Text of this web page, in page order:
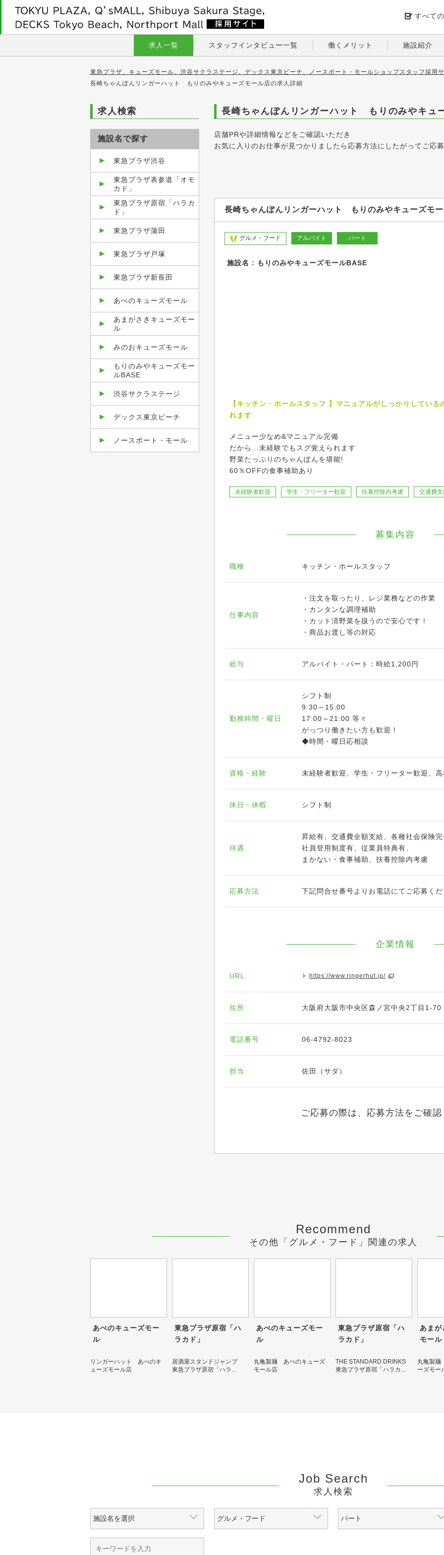
すべて
求人一覧 スタッフインタビュー一覧 働くメリット 施設紹介
東急プラザ、キューズモール、渋谷サクラステージ、デックス東京ビーチ、ノースポート・モールショップスタッフ採用
長崎ちゃんぽんリンガーハット もりのみやキューズモール店の求人詳細
求人検索
施設名で探す
東急プラザ渋谷
東急プラザ表参道「オモ
カド」
東急プラザ原宿「ハラカ
ド」
東急プラザ蒲田
東急プラザ戸塚
東急プラザ新長田
あべのキューズモール
あまがさきキューズモー
ル
みのおキューズモール
もりのみやキューズモー
ルBASE
渋谷サクラステージ
デックス東京ビーチ
ノースポート・モール
長崎ちゃんぽんリンガーハット もりのみやキュ
店舗PRや詳細情報などをご確認いただき
お気に入りのお仕事が見つかりましたら応募方法にしたがってご応
長崎ちゃんぽんリンガーハット もりのみやキューズモ
グルメ・フード アルバイト パート
施設名 : もりのみやキューズモールBASE
【キッチン・ホールスタッフ 】マニュアルがしっかりしてい
れます
メニュー少なめ&マニュアル完備
だから…未経験でもスグ覚えられます
野菜たっぷりのちゃんぽんを堪能!
60％OFFの食事補助あり
未経験者歓迎 学生・フリーター歓迎 扶養控除内考慮 交通費
募集内容
職種 キッチン・ホールスタッフ
仕事内容
・注文を取ったり、レジ業務などの作業
・カンタンな調理補助
・カット済野菜を扱うので安心です！
・商品お渡し等の対応
給与 アルバイト・パート：時給1,200円
勤務時間・曜日
シフト制
9:30～15:00
17:00～21:00 等々
がっつり働きたい方も歓迎！
◆時間・曜日応相談
資格・経験 未経験者歓迎、学生・フリーター歓迎、
休日・休暇 シフト制
待遇
昇給有、交通費全額支給、各種社会保険
社員登用制度有、従業員特典有、
まかない・食事補助、扶養控除内考慮
応募方法 下記問合せ番号よりお電話にてご応募く
企業情報
URL https://www.ringerhut.jp/
住所 大阪府大阪市中央区森ノ宮中央2丁目1-70
電話番号 06-4792-8023
担当 佐田（サダ）
ご応募の際は、応募方法をご確
Recommend
その他「グルメ・フード」関連の求人
あべのキューズモー
ル
リンガーハット あべのキ
ューズモール店
東急プラザ原宿「ハ
ラカド」
居酒屋スタンドジャンプ
東急プラザ原宿「ハラ...
あべのキューズモー
ル
丸亀製麺 あべのキューズ
モール店
東急プラザ原宿「ハ
ラカド」
THE STANDARD DRINKS
東急プラザ原宿「ハラカ...
あまが
モール
丸亀製
ーズモー
Job Search
求人検索